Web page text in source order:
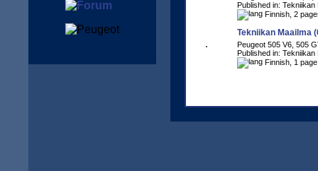
Published in: Tekniikan
Finnish, 2
Tekniikan Maailma
Peugeot 505 V6, 505
Published in: Tekniikan
Finnish, 1